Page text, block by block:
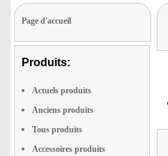
Page d'accueil
Produits:
Actuels produits
Anciens produits
Tous produits
Accessoires produits